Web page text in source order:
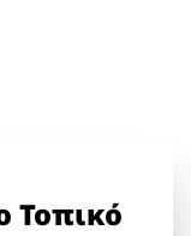
Τοπικό